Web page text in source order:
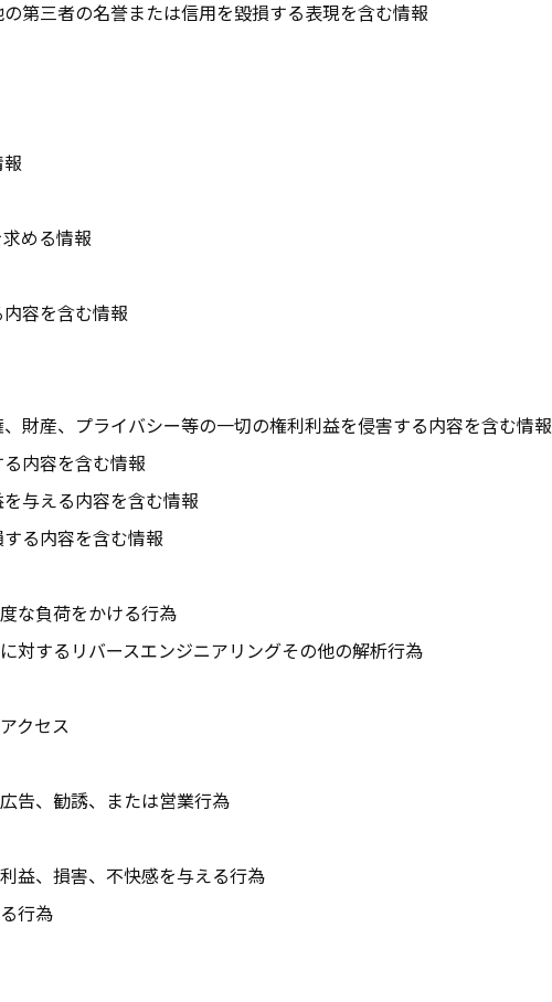
第三者の名誉または信用を毀損する表現を含む情報
める情報
容を含む情報
財産、プライバシー等の一切の権利利益を侵害する内容を含む情報
内容を含む情報
与える内容を含む情報
る内容を含む情報
な負荷をかける行為
対するリバースエンジニアリングその他の解析行為
クセス
告、勧誘、または営業行為
益、損害、不快感を与える行為
行為